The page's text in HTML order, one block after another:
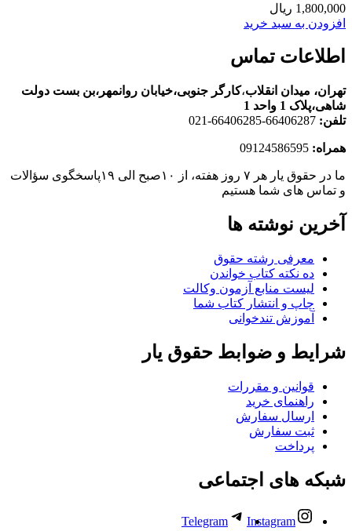
1,800,000 ریال
افزودن به سبد خرید
اطلاعات تماس
تهران، ميدان انقلاب،کارگر جنوبی،خیابان روانمهر،بن بست دولت
شاهی،پلاک 1 واحد 1
تلفن: 66406287-66406285-021
همراه:
ما در حقوق یار هر ۷ روز هفته، از ۱۰صبح الی ۱۹پاسخگوی سؤالات
و تماس های شما هستیم
آخرین نوشته ها
معرفی رشته حقوق
ده نکته کتاب خواندن
لیست منابع آزمون وکالت
چاپ و انتشار کتاب شما
آموزش تندخوانی
شرایط و ضوابط حقوق یار
قوانین و مقررات
راهنمای خرید
ارسال سفارش
ثبت سفارش
پرداخت
شبکه های اجتماعی
Instagram
Telegram